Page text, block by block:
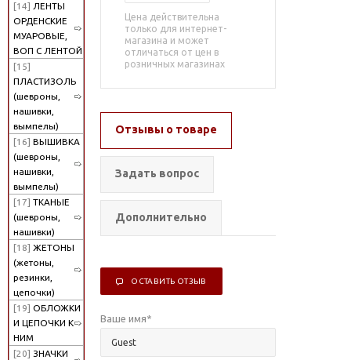
[14] ЛЕНТЫ
ОРДЕНСКИЕ
МУАРОВЫЕ,
ВОП С ЛЕНТОЙ
[15]
ПЛАСТИЗОЛЬ
(шевроны,
нашивки,
вымпелы)
[16] ВЫШИВКА
(шевроны,
нашивки,
вымпелы)
[17] ТКАНЫЕ
(шевроны,
нашивки)
[18] ЖЕТОНЫ
(жетоны,
резинки,
цепочки)
[19] ОБЛОЖКИ
И ЦЕПОЧКИ К
НИМ
[20] ЗНАЧКИ
Цена действительна
только для интернет-
магазина и может
отличаться от цен в
розничных магазинах
Отзывы о товаре
Задать вопрос
Дополнительно
ОСТАВИТЬ ОТЗЫВ
Ваше имя*